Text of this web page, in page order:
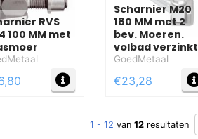
RVS
100 MM met
MEER INFO
Scharnier M20
180 MM met 2
bev. Moeren.
volbad verzinkt
GoedMetaal
€23,28
1 - 12 van 12 resultaten